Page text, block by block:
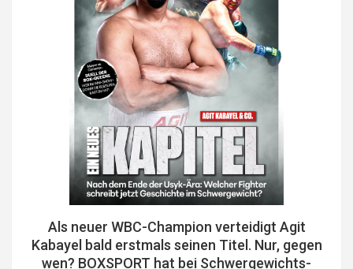
Als neuer WBC-Champion verteidigt Agit
Kabayel bald erstmals seinen Titel. Nur, gegen
wen? BOXSPORT hat bei Schwergewichts-